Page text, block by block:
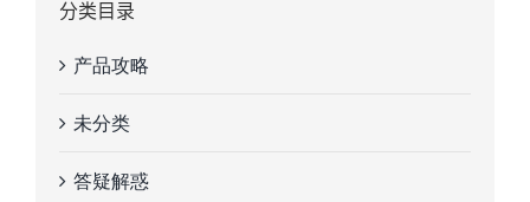
分类目录
产品攻略
未分类
答疑解惑